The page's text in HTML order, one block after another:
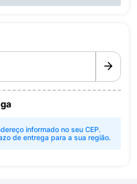
informado no seu CEP.
de entrega para a sua região.